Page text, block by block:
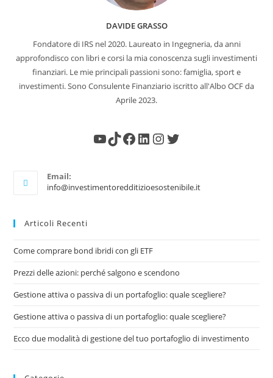
DAVIDE GRASSO
Fondatore di IRS nel 2020. Laureato in Ingegneria, da anni
approfondisco con libri e corsi la mia conoscenza sugli investimenti
finanziari. Le mie principali passioni sono: famiglia, sport e
investimenti. Sono Consulente Finanziario iscritto all'Albo OCF da
Aprile 2023.
Email:
info@investimentoredditizioesostenibile.it
Articoli Recenti
Come comprare bond ibridi con gli ETF
Prezzi delle azioni: perché salgono e scendono
Gestione attiva o passiva di un portafoglio: quale scegliere?
Gestione attiva o passiva di un portafoglio: quale scegliere?
Ecco due modalità di gestione del tuo portafoglio di investimento